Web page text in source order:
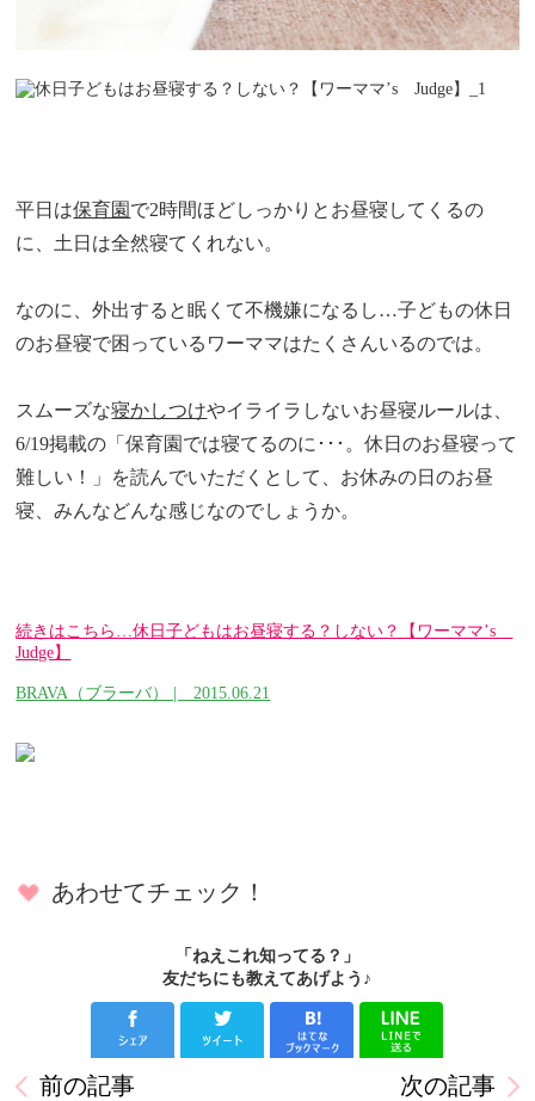
平日は保育園 で2時間ほどしっかりとお昼寝してくるの
に、土日は全然寝てくれない。
なのに、外出すると眠くて不機嫌になるし…子どもの休日
のお昼寝で困っているワーママはたくさんいるのでは。
スムーズな寝かしつけやイライラしないお昼寝ルールは、
6/19掲載の「保育園では寝てるのに･･･。休日のお昼寝って
難しい！」を読んでいただくとして、お休みの日のお昼
寝、みんなどんな感じなのでしょうか。
続きはこちら…休日子どもはお昼寝する？しない？【ワーママ’s
Judge】
BRAVA（ブラーバ） | 2015.06.21
あわせてチェック！
「ねえこれ知ってる？」
友だちにも教えてあげよう♪
前の記事 次の記事